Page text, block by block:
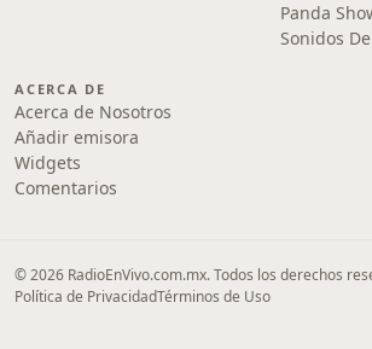
Panda
Sonidos
ACERCA DE
Acerca de Nosotros
Añadir emisora
Widgets
Comentarios
© 2026 RadioEnVivo.com.mx. Todos los derechos
Política de PrivacidadTérminos de Uso